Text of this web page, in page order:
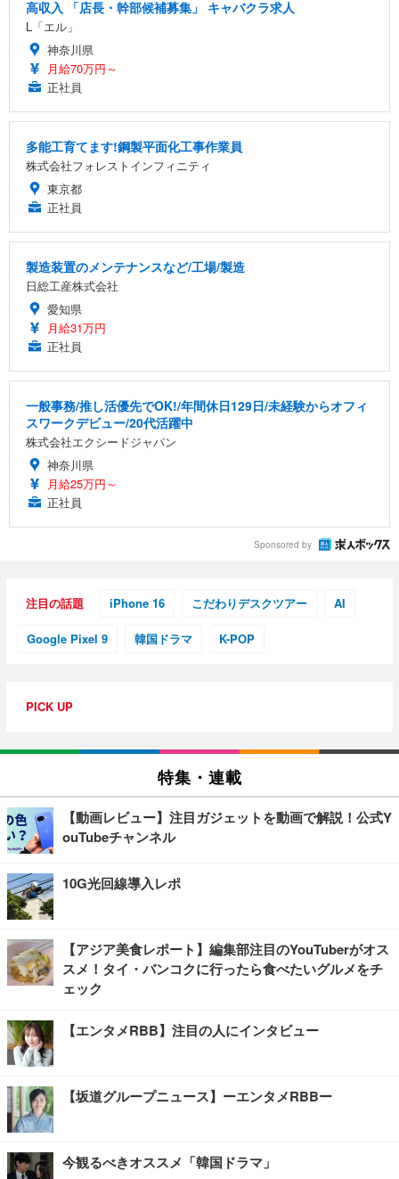
高収入 「店長・幹部候補募集」 キャバクラ求人
L「エル」
神奈川県
月給70万円～
正社員
多能工育てます!鋼製平面化工事作業員
株式会社フォレストインフィニティ
東京都
正社員
製造装置のメンテナンスなど/工場/製造
日総工産株式会社
愛知県
月給31万円
正社員
一般事務/推し活優先でOK!/年間休日129日/未経験からオフィ
スワークデビュー/20代活躍中
株式会社エクシードジャパン
神奈川県
月給25万円～
正社員
Sponsored by
注目の話題 iPhone 16 こだわりデスクツアー AI
Google Pixel 9 韓国ドラマ K-POP
PICK UP
特集・連載
【動画レビュー】注目ガジェットを動画で解説！公式Y
ouTubeチャンネル
10G光回線導入レポ
【アジア美食レポート】編集部注目のYouTuberがオス
スメ！タイ・バンコクに行ったら食べたいグルメをチ
ェック
【エンタメRBB】注目の人にインタビュー
【坂道グループニュース】ーエンタメRBBー
今観るべきオススメ「韓国ドラマ」